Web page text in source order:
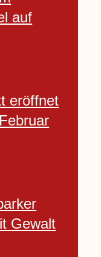
auf
eröffnet
Gewalt